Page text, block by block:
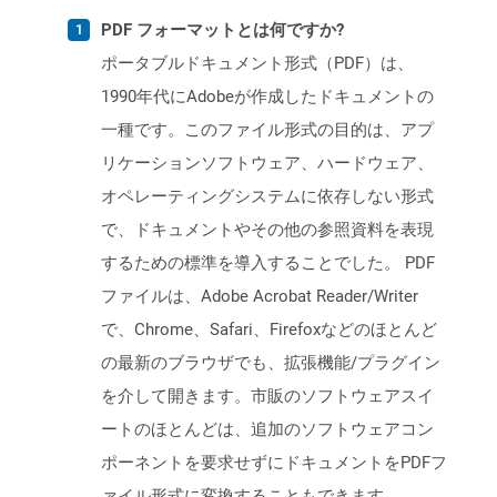
PDF フォーマットとは何ですか?
ポータブルドキュメント形式（PDF）は、
1990年代にAdobeが作成したドキュメントの
一種です。このファイル形式の目的は、アプ
リケーションソフトウェア、ハードウェア、
オペレーティングシステムに依存しない形式
で、ドキュメントやその他の参照資料を表現
するための標準を導入することでした。 PDF
ファイルは、Adobe Acrobat Reader/Writer
で、Chrome、Safari、Firefoxなどのほとんど
の最新のブラウザでも、拡張機能/プラグイン
を介して開きます。市販のソフトウェアスイ
ートのほとんどは、追加のソフトウェアコン
ポーネントを要求せずにドキュメントをPDFフ